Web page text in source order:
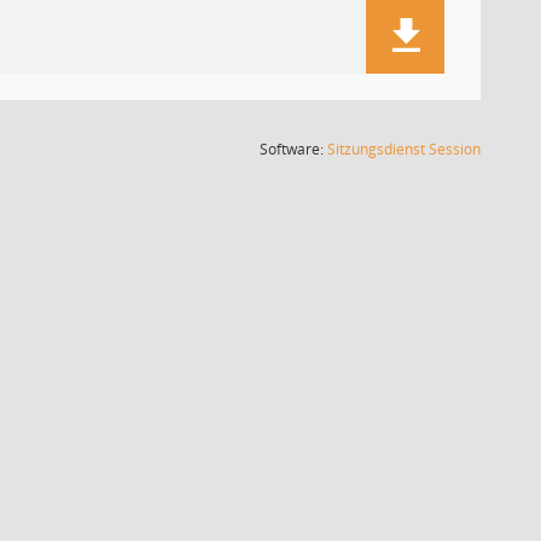
Software:SitzungsdienstSession(Wird in